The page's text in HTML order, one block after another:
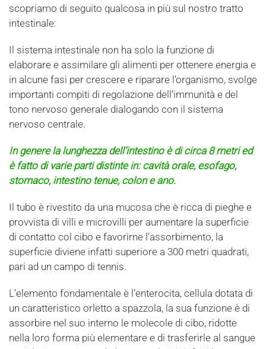
scopriamo di seguito qualcosa in più sul nostro tratto
intestinale:
Il sistema intestinale non ha solo la funzione di
elaborare e assimilare gli alimenti per ottenere energia e
in alcune fasi per crescere e riparare l’organismo, svolge
importanti compiti di regolazione dell’immunità e del
tono nervoso generale dialogando con il sistema
nervoso centrale.
In genere la lunghezza dell’intestino è di circa 8 metri ed
è fatto di varie parti distinte in: cavità orale, esofago,
stomaco, intestino tenue, colon e ano.
Il tubo è rivestito da una mucosa che è ricca di pieghe e
provvista di villi e microvilli per aumentare la superficie
di contatto col cibo e favorirne l’assorbimento, la
superficie diviene infatti superiore a 300 metri quadrati,
pari ad un campo di tennis.
L’elemento fondamentale è l’enterocita, cellula dotata di
un caratteristico orletto a spazzola, la sua funzione è di
assorbire nel suo interno le molecole di cibo, ridotte
nella loro forma più elementare e di trasferirle al sangue